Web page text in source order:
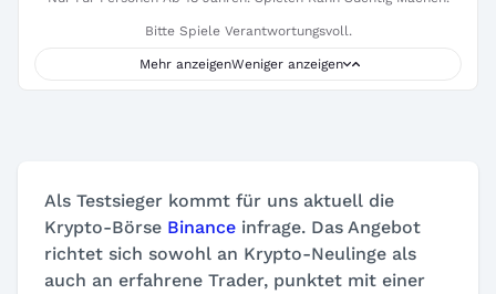
Bitte Spiele Verantwortungsvoll.
Mehr anzeigenWeniger anzeigen
Als Testsieger kommt für uns aktuell die
Krypto-Börse Binance infrage. Das Angebot
richtet sich sowohl an Krypto-Neulinge als
auch an erfahrene Trader, punktet mit einer